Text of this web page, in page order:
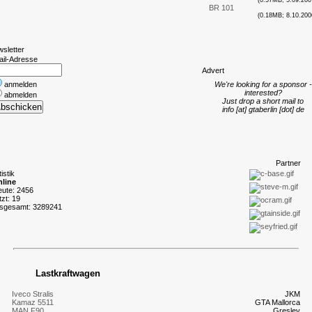
Adresse
anmelden
abmelden
2456
19
3289241
BR 101
(0.18MB;
Advert
We're looking for a sponsor -
interested?
Just drop a short mail to
info [at] gtaberlin [dot] de
Partner
Lastkraftwagen
JKM
Iveco Stralis
GTA Mallorca
Kamaz 5511